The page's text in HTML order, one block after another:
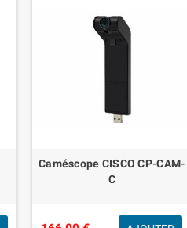
Caméscope CISCO CP-CAM-
C